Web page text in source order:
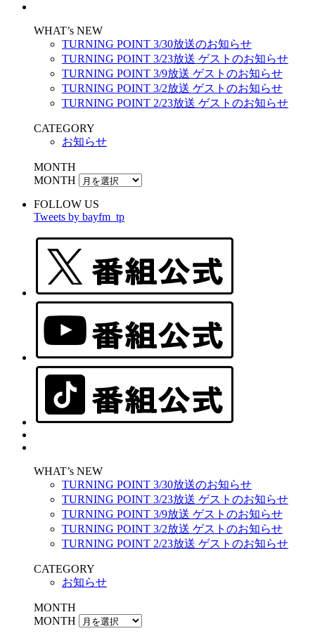
WHAT’s NEW
TURNING POINT 3/30放送のお知らせ
TURNING POINT 3/23放送 ゲストのお知らせ
TURNING POINT 3/9放送 ゲストのお知らせ
TURNING POINT 3/2放送 ゲストのお知らせ
TURNING POINT 2/23放送 ゲストのお知らせ
CATEGORY
お知らせ
MONTH
MONTH
FOLLOW US
Tweets by bayfm_tp
WHAT’s NEW
TURNING POINT 3/30放送のお知らせ
TURNING POINT 3/23放送 ゲストのお知らせ
TURNING POINT 3/9放送 ゲストのお知らせ
TURNING POINT 3/2放送 ゲストのお知らせ
TURNING POINT 2/23放送 ゲストのお知らせ
CATEGORY
お知らせ
MONTH
MONTH